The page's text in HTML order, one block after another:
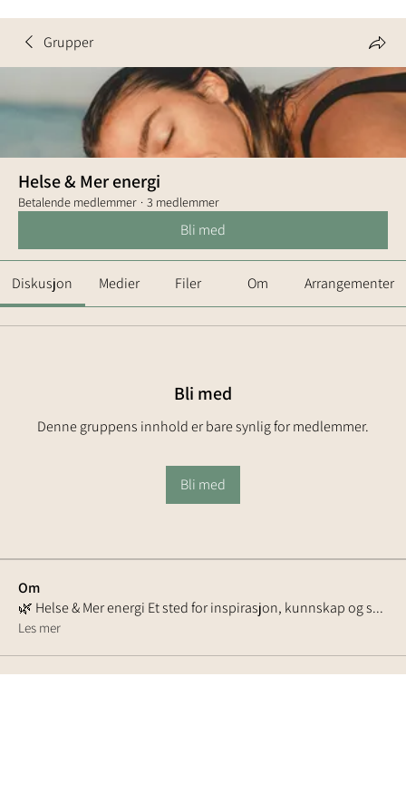
Grupper
Helse & Mer energi
Betalende medlemmer · 3 medlemmer
Bli med
Diskusjon Medier Filer Om Arrangementer
Bli med
Denne gruppens innhold er bare synlig for medlemmer.
Bli med
Om
🌿 Helse & Mer energi Et sted for inspirasjon, kunnskap og s...
Les mer